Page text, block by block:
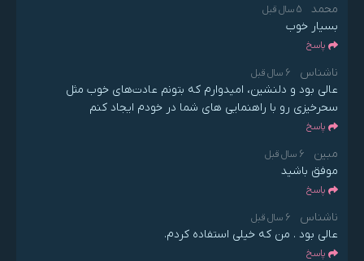
محمد 5 سال قبل
بسیار خوب
پاسخ
ناشناس 6 سال قبل
عالی بود و دلنشین، امیدوارم که بتونم عادت‌های خوب مثل
سحرخیزی رو با راهنمايي های شما در خودم ایجاد کنم
پاسخ
مبین 6 سال قبل
موفق باشید
پاسخ
ناشناس 6 سال قبل
عالی بود . من که خیلی استفاده کردم.
پاسخ